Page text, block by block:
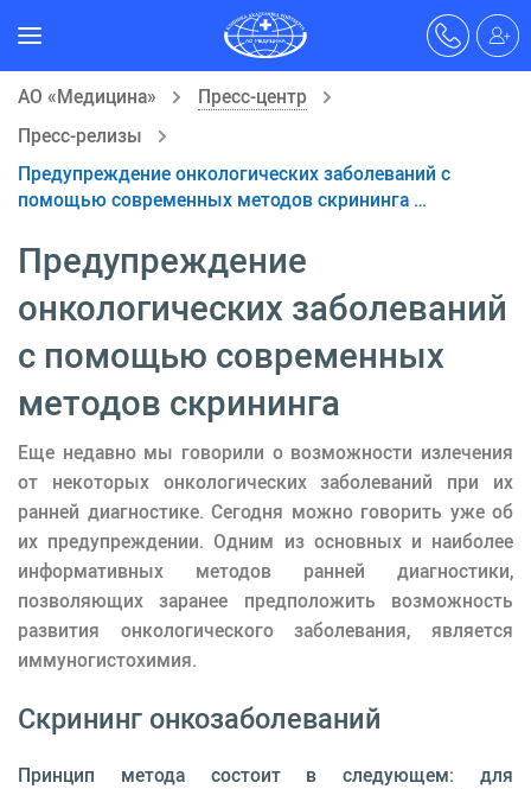
АО «Медицина»
Пресс-центр
Пресс-релизы
Предупреждение онкологических заболеваний с
помощью современных методов скрининга …
Предупреждение
онкологических заболеваний
с помощью современных
методов скрининга
Еще недавно мы говорили о возможности излечения
от некоторых онкологических заболеваний при их
ранней диагностике. Сегодня можно говорить уже об
их предупреждении. Одним из основных и наиболее
информативных методов ранней диагностики,
позволяющих заранее предположить возможность
развития онкологического заболевания, является
иммуногистохимия.
Скрининг онкозаболеваний
Принцип метода состоит в следующем: для